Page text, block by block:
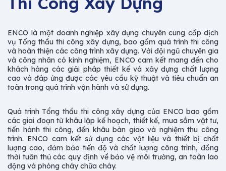
ENCO là một doanh nghiệp xây dựng chuyên cung cấp dịch
vụ Tổng thầu thi công xây dựng, bao gồm quá trình thi công
và hoàn thiện các công trình xây dựng. Với đội ngũ chuyên gia
và công nhân có kinh nghiệm, ENCO cam kết mang đến cho
khách hàng các giải pháp thiết kế và xây dựng chất lượng
cao và đáp ứng được các yêu cầu kỹ thuật và tiêu chuẩn an
toàn trong quá trình vận hành và sử dụng.
Quá trình Tổng thầu thi công xây dựng của ENCO bao gồm
các giai đoạn từ khâu lập kế hoạch, thiết kế, mua sắm vật tư,
tiến hành thi công, đến khâu bàn giao và nghiệm thu công
trình. ENCO cam kết sử dụng các vật liệu và thiết bị chất
lượng cao, đảm bảo tiến độ và chất lượng công trình, đồng
thời tuân thủ các quy định về bảo vệ môi trường, an toàn lao
động và phòng cháy chữa cháy.